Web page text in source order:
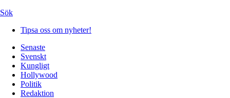
Sök
Tipsa oss om nyheter!
Senaste
Svenskt
Kungligt
Hollywood
Politik
Redaktion